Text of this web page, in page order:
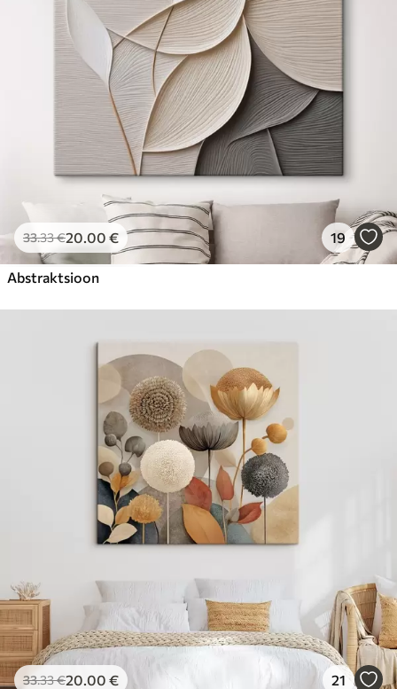
33.33€20.00 € 19
Abstraktsioon
33.33€20.00 € 21